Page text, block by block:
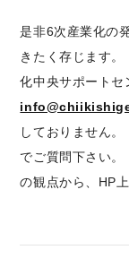
是非6次産業化の
きたく存じます
化中央サポートセ
しておりません
でご質問下さい
の観点から、HP